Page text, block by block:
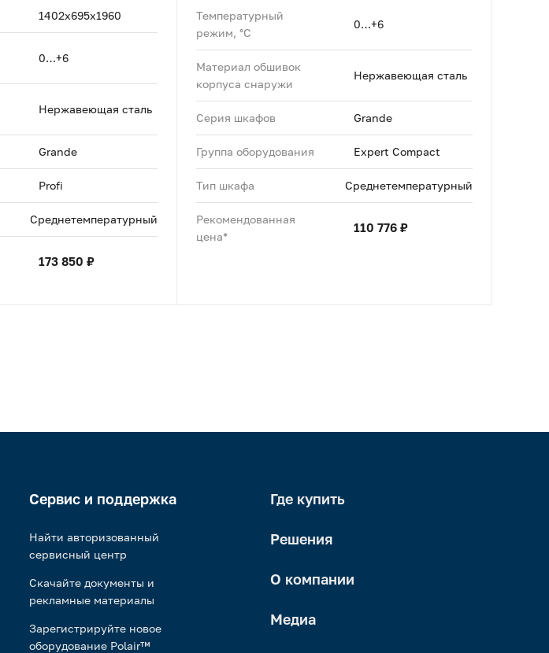
1402х695х1960
0…+6
Нержавеющая сталь
Grande
Profi
Среднетемпературный
173 850 ₽
Температурный
режим, °C
0…+6
Материал обшивок
корпуса снаружи
Нержавеющая сталь
Серия шкафов Grande
Группа оборудования Expert Compact
Тип шкафа Среднетемпературный
Рекомендованная
цена*
110 776 ₽
Сервис и поддержка
Найти авторизованный
сервисный центр
Скачайте документы и
рекламные материалы
Зарегистрируйте новое
оборудование Polair™
Где купить
Решения
О компании
Медиа